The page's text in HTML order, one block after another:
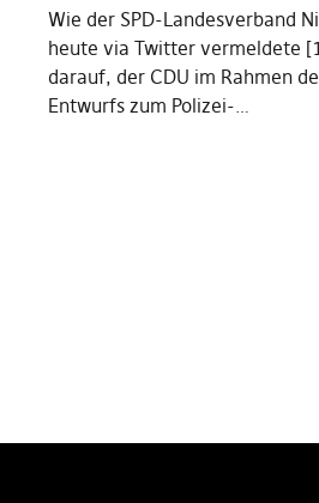
Wie der SPD-Landesverband
heute via Twitter vermeldete
darauf, der CDU im Rahmen
Entwurfs zum Polizei-…